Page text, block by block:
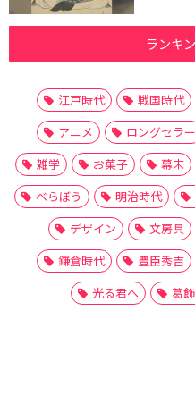
ランキ
江戸時代 戦国時代
アニメ
ロングセラー
雑学
お菓子 幕末
べらぼう
明治時代
デザイン
文房具
鎌倉時代
豊臣秀吉
光る君へ
葛